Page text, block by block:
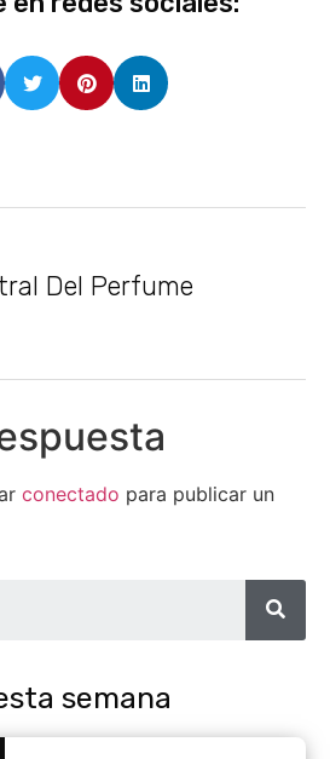
Del Perfume
conectado para publicar un
semana